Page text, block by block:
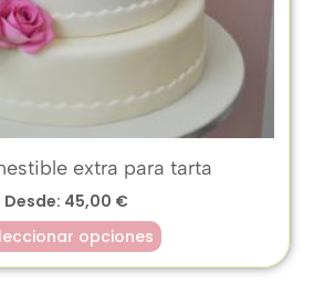
extra para tarta
Desde: 45,00 €
opciones